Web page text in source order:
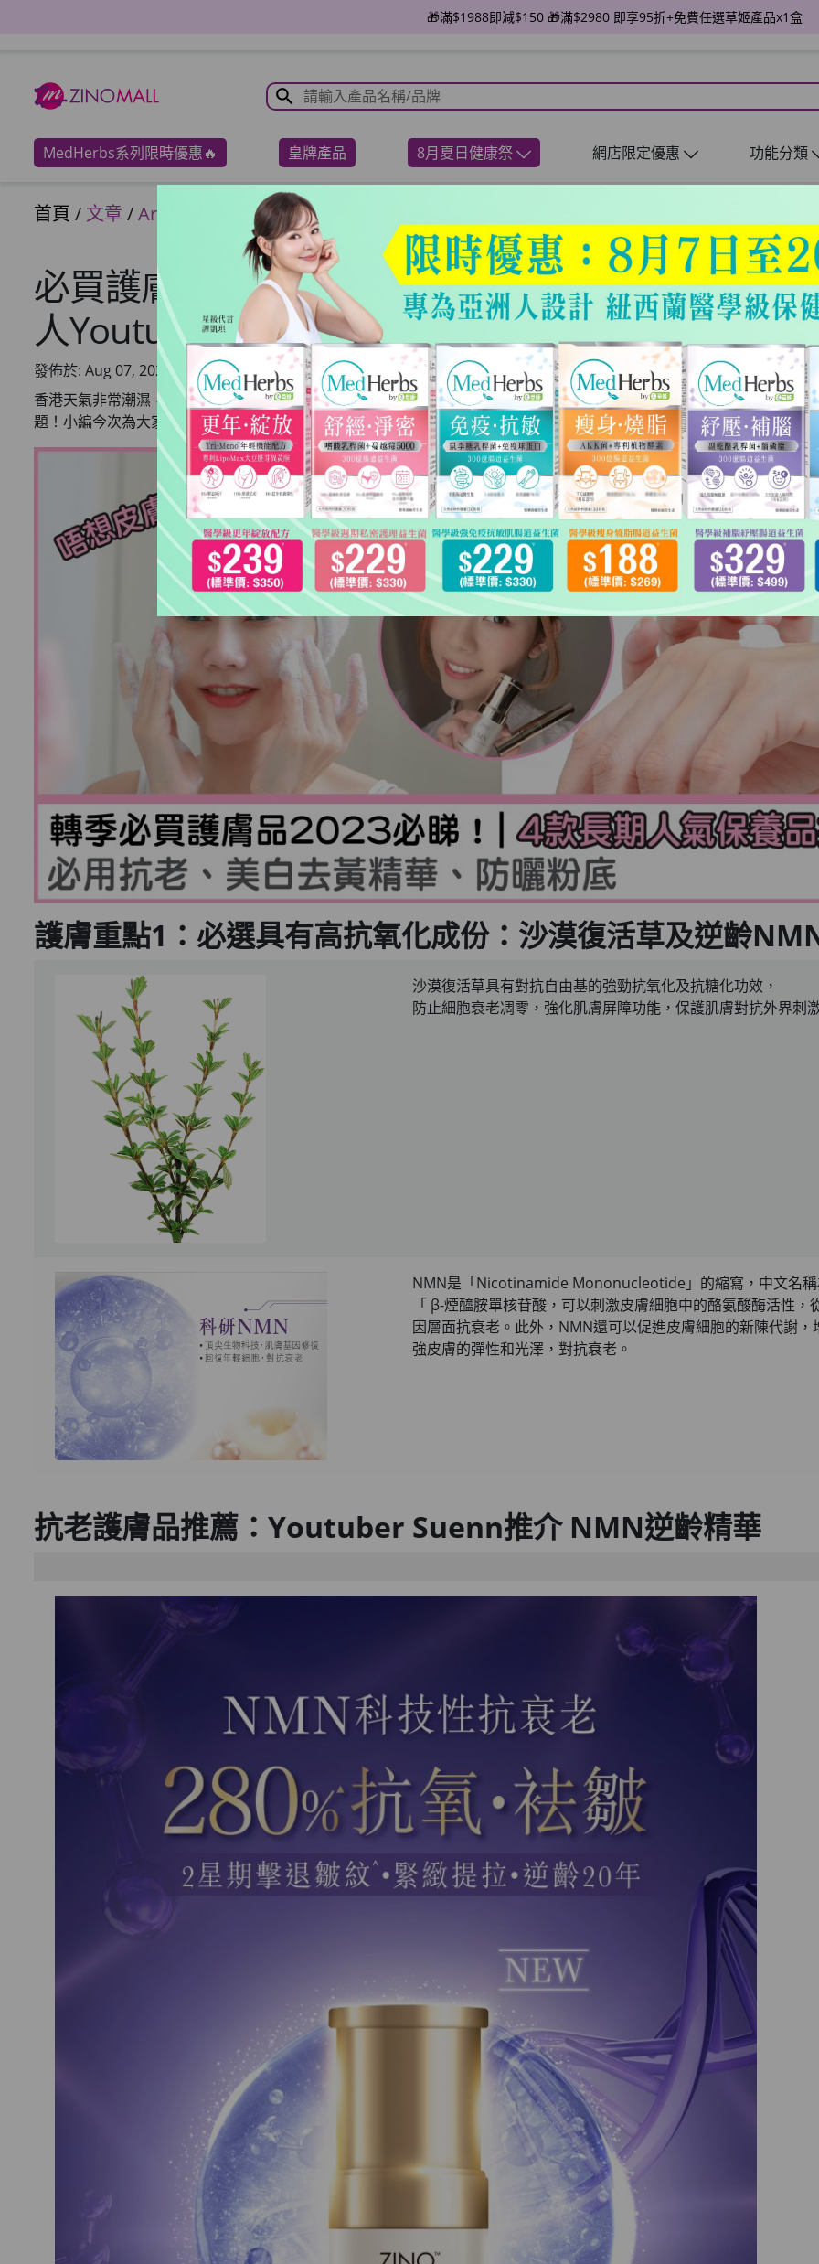
🎁滿$1988即減$150 🎁滿$2980 即享95折+免費任選草姬產品x1盒
MedHerbs系列限時優惠🔥 皇牌產品 8月夏日健康祭 網店限定優惠 功能分類
首頁 / 文章 /Articles
必買護膚品2023必睇！｜4款長期人氣保養品推
人Youtuber都在用！抗老、美白去黃精華、防曬
發佈於: Aug 07, 2023
香港天氣非常潮濕，好易令皮膚急劇老化，加劇皺紋、皮膚鬆弛問題。除左皮膚老化，皮膚底層乾會勁出油，好易有毛孔
題！小編今次為大家整理好必學的護膚重點及推介適用的抗老、美白去黃精華、防曬粉底等！
護膚重點1：必選具有高抗氧化成份：沙漠復活草及逆齡
沙漠復活草具有對抗自由基的強勁抗氧化及抗糖化功效，
防止細胞衰老凋零，強化肌膚屏障功能，保護肌膚對抗外界刺
NMN是「Nicotinamide Mononucleotide」的縮寫，中文名
「 β-煙醯胺單核苷酸，可以刺激皮膚細胞中的酪氨酸酶活性，
因層面抗衰老。此外，NMN還可以促進皮膚細胞的新陳代謝，
強皮膚的彈性和光澤，對抗衰老。
抗老護膚品推薦：Youtuber Suenn推介 NMN逆齡精華